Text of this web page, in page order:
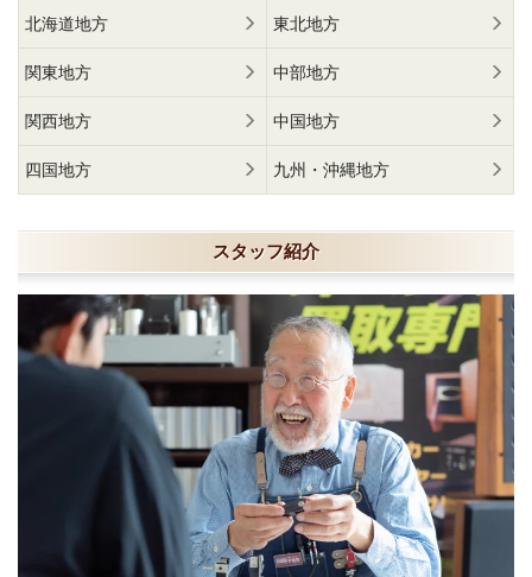
北海道地方 東北地方
関東地方 中部地方
関西地方 中国地方
四国地方 九州・沖縄地方
スタッフ紹介